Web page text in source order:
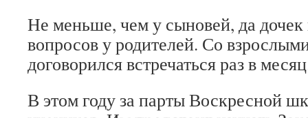
Не меньше, чем у сыновей, да дочек
вопросов у родителей. Со
договорился встречаться раз в
В этом году за парты Воскресной